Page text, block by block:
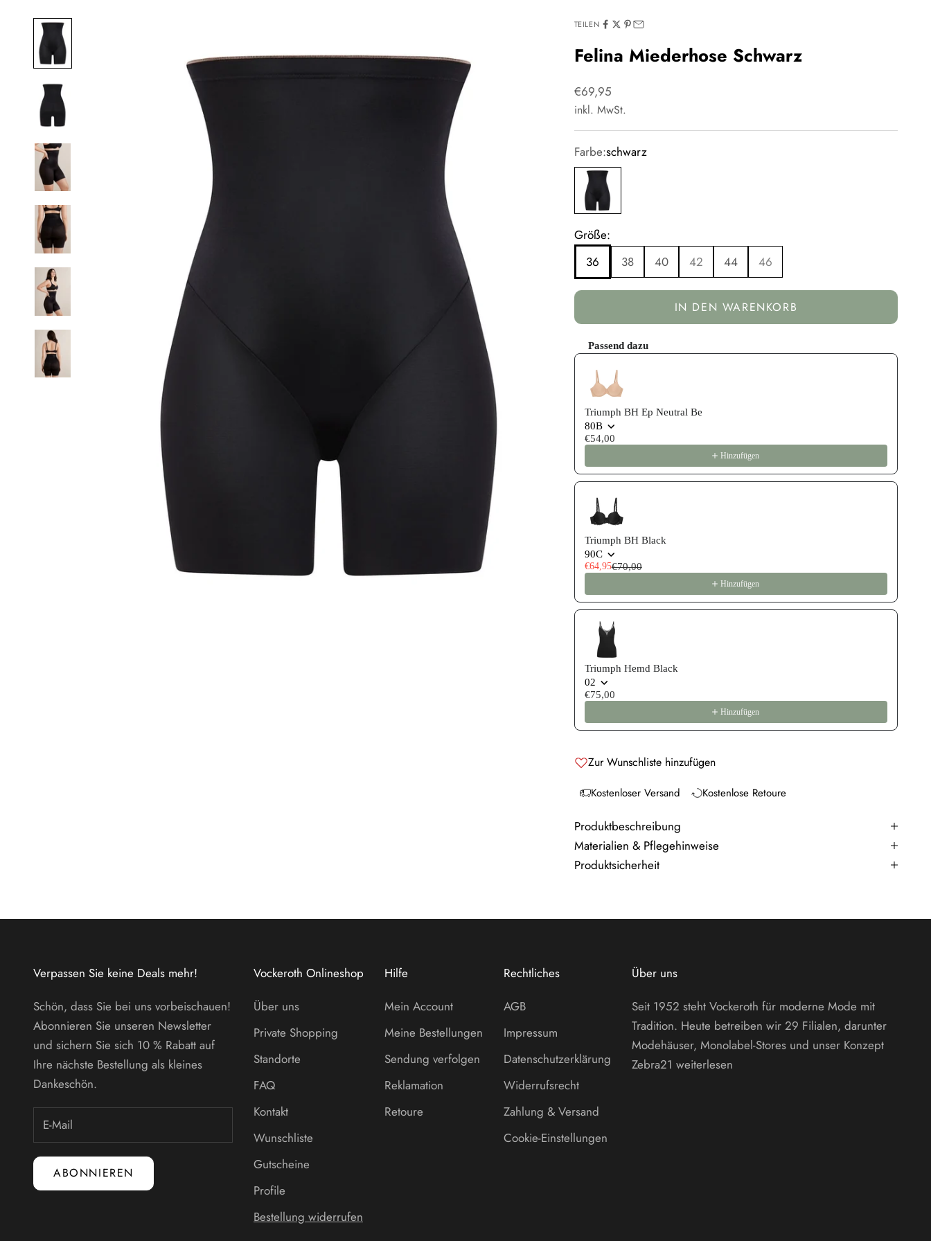
TEILEN
Felina Miederhose Schwarz
Angebot
€69,95
inkl. MwSt.
Farbe:schwarz
schwarz
Größe:
36
38 40 42 44 46
IN DEN WARENKORB
Passend dazu
Use the Previous and Next buttons to navigate through product
Triumph BH Ep Neutral Be
80B
€54,00
Hinzufügen
Triumph BH Black
90C
€64,95€70,00
Hinzufügen
Triumph Hemd Black
02
€75,00
Hinzufügen
Zur Wunschliste hinzufügen
Kostenloser Versand Kostenlose Retoure
Produktbeschreibung
Materialien & Pflegehinweise
Produktsicherheit
Verpassen Sie keine Deals mehr!
Schön, dass Sie bei uns vorbeischauen!
Abonnieren Sie unseren Newsletter
und sichern Sie sich 10 % Rabatt auf
Ihre nächste Bestellung als kleines
Dankeschön.
ABONNIEREN
Vockeroth Onlineshop
Über uns
Private Shopping
Standorte
FAQ
Kontakt
Wunschliste
Gutscheine
Profile
Bestellung widerrufen
Hilfe
Mein Account
Meine Bestellungen
Sendung verfolgen
Reklamation
Retoure
Rechtliches
AGB
Impressum
Datenschutzerklärung
Widerrufsrecht
Zahlung & Versand
Cookie-Einstellungen
Über uns
Seit 1952 steht Vockeroth für moderne Mode mit
Tradition. Heute betreiben wir 29 Filialen, darunter
Modehäuser, Monolabel-Stores und unser Konzept
Zebra21 weiterlesen